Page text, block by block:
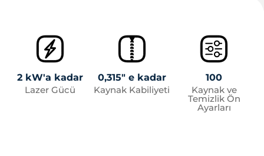
2 kW'a kadar
Lazer Gücü
0,315" e kadar
Kaynak Kabiliyeti
100
Kaynak ve
Temizlik Ön
Ayarları